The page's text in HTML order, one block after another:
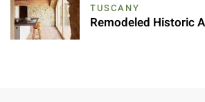
TUSCANY
Remodeled Historic